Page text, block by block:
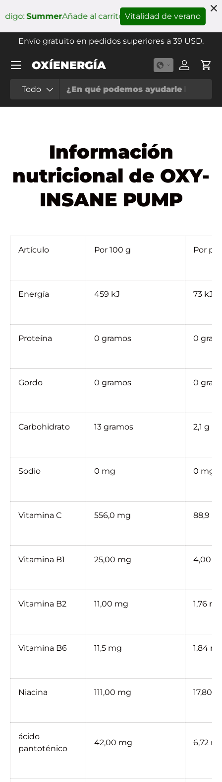
SummerAñade al carrito y desbloquea un regalo
Vitalidad de verano
Ir al contenido
Envío gratuito en pedidos superiores a 39 USD.
OXÍENERGÍA
Buscar
Tipo de producto
Todo
Iniciar
Menú
Información
nutricional de OXY-
INSANE PUMP
Artículo Por 100 g Por
Energía 459 kJ 73 kJ
Proteína 0 gramos 0
Gordo 0 gramos 0
Carbohidrato 13 gramos 2,1 g
Sodio 0 mg 0 mg
Vitamina C 556,0 mg 88,9
Vitamina B1 25,00 mg 4,00
Vitamina B2 11,00 mg 1,76
Vitamina B6 11,5 mg 1,84
Niacina 111,00 mg 17,80
ácido
pantoténico
42,00 mg 6,72